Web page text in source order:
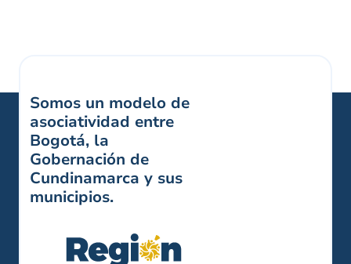
Somos un modelo de
asociatividad entre
Bogotá, la
Gobernación de
Cundinamarca y sus
municipios.